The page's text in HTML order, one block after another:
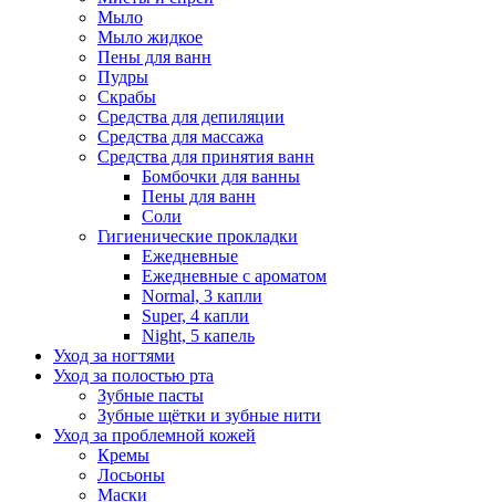
Мыло
Мыло жидкое
Пены для ванн
Пудры
Скрабы
Средства для депиляции
Средства для массажа
Средства для принятия ванн
Бомбочки для ванны
Пены для ванн
Соли
Гигиенические прокладки
Ежедневные
Ежедневные с ароматом
Normal, 3 капли
Super, 4 капли
Night, 5 капель
Уход за ногтями
Уход за полостью рта
Зубные пасты
Зубные щётки и зубные нити
Уход за проблемной кожей
Кремы
Лосьоны
Маски